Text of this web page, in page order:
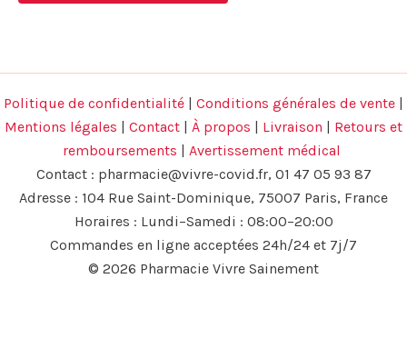
Politique de confidentialité | Conditions générales de vente |
Mentions légales | Contact | À propos | Livraison | Retours et
remboursements | Avertissement médical
Contact : pharmacie@vivre-covid.fr, 01 47 05 93 87
Adresse : 104 Rue Saint-Dominique, 75007 Paris, France
Horaires : Lundi–Samedi : 08:00–20:00
Commandes en ligne acceptées 24h/24 et 7j/7
© 2026 Pharmacie Vivre Sainement